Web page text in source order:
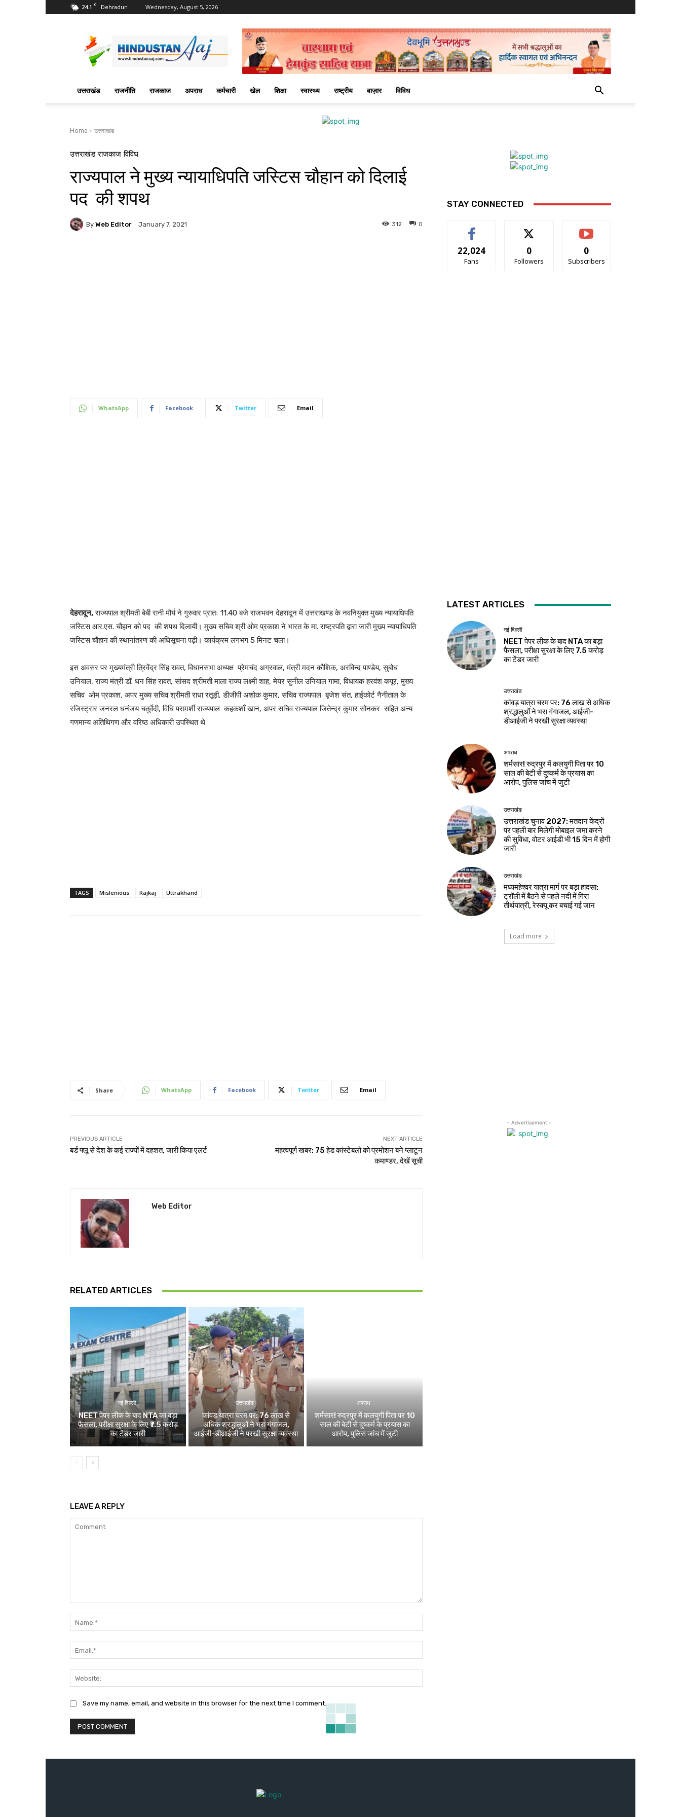
24.1 C Dehradun Wednesday, August 5, 2026
Aaj
News
उत्तराखंड राजनीति राजकाज अपराध कर्मचारी खेल शिक्षा स्वास्थ्य राष्ट्रीय बाज़ार विविध
Home उत्तराखंड
उत्तराखंड राजकाज विविध
राज्यपाल ने मुख्य न्यायाधिपति जस्टिस चौहान को दिलाई
पद की शपथ
By Web Editor January 7, 2021 0
312
WhatsApp Facebook Twitter Email
देहरादून,राज्यपाल श्रीमती बेबी रानी मौर्य ने गुरुवार प्रातः 11.40 बजे राजभवन देहरादून में उत्तराखण्ड के नवनियुक्त मुख्य न्यायाधिपति
जस्टिस आर.एस. चौहान को पद की शपथ दिलायी। मुख्य सचिव श्री ओम प्रकाश ने भारत के मा. राष्ट्रपति द्वारा जारी मुख्य न्यायाधिपति
जस्टिस चौहान की स्थानांतरण की अधिसूचना पढ़ी। कार्यक्रम लगभग 5 मिनट चला।
इस अवसर पर मुख्यमंत्री त्रिवेंद्र सिंह रावत, विधानसभा अध्यक्ष प्रेमचंद अग्रवाल, मंत्री मदन कौशिक, अरविन्द पाण्डेय, सुबोध
उनियाल, राज्य मंत्री डॉ. धन सिंह रावत, सांसद श्रीमती माला राज्य लक्ष्मी शाह, मेयर सुनील उनियाल गामा, विधायक हरवंश कपूर, मुख्य
सचिव ओम प्रकाश, अपर मुख्य सचिव श्रीमती राधा रतूड़ी, डीजीपी अशोक कुमार, सचिव राज्यपाल बृजेश संत, हाईकोर्ट नैनीताल के
रजिस्ट्रार जनरल धनंजय चतुर्वेदी, विधि परामर्शी राज्यपाल कहकशाँ खान, अपर सचिव राज्यपाल जितेन्द्र कुमार सोनकर सहित अन्य
गणमान्य अतिथिगण और वरिष्ठ अधिकारी उपस्थित थे
TAGS Mislenious Rajkaj Uttrakhand
Share WhatsApp Facebook Twitter Email
PREVIOUS ARTICLE
बर्ड फ्लू से देश के कई राज्यों में दहशत, जारी किया एलर्ट
NEXT ARTICLE
महत्वपूर्ण खबर: 75 हेड कांस्टेबलों को प्रमोशन बने प्लाटून
कमाण्डर, देखें सूची
Web Editor
RELATED ARTICLES
नई दिल्ली
NEET पेपर लीक के बाद NTA का बड़ा
फैसला, परीक्षा सुरक्षा के लिए ₹7.5 करोड़
का टेंडर जारी
उत्तराखंड
कांवड़ यात्रा चरम पर: 76 लाख से
अधिक श्रद्धालुओं ने भरा गंगाजल,
आईजी-डीआईजी ने परखी सुरक्षा व्यवस्था
अपराध
शर्मसार! रुद्रपुर में कलयुगी पिता पर 10
साल की बेटी से दुष्कर्म के प्रयास का
आरोप, पुलिस जांच में जुटी
LEAVE A REPLY
Save my name, email, and website in this browser for the next time I comment.
STAY CONNECTED
22,024
Fans
0
Followers
0
Subscribers
LATEST ARTICLES
नई दिल्ली
NEET पेपर लीक के बाद NTA का बड़ा
फैसला, परीक्षा सुरक्षा के लिए ₹7.5 करोड़
का टेंडर जारी
उत्तराखंड
कांवड़ यात्रा चरम पर: 76 लाख से अधिक
श्रद्धालुओं ने भरा गंगाजल, आईजी-
डीआईजी ने परखी सुरक्षा व्यवस्था
अपराध
शर्मसार! रुद्रपुर में कलयुगी पिता पर 10
साल की बेटी से दुष्कर्म के प्रयास का
आरोप, पुलिस जांच में जुटी
उत्तराखंड
उत्तराखंड चुनाव 2027: मतदान केंद्रों
पर पहली बार मिलेगी मोबाइल जमा करने
की सुविधा, वोटर आईडी भी 15 दिन में होगी
जारी
उत्तराखंड
मध्यमहेश्वर यात्रा मार्ग पर बड़ा हादसा:
ट्रॉली में बैठने से पहले नदी में गिरा
तीर्थयात्री, रेस्क्यू कर बचाई गई जान
Load more
- Advertisement -